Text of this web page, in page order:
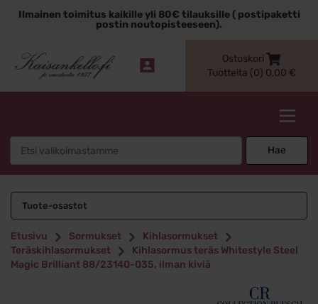
sisältöönIlmainen toimitus kaikille yli 80€ tilauksille ( postipaketti
postin noutopisteeseen).
Ostoskori
Tuotteita (0) 0,00 €
Hae
Tuote-osastot
Etusivu Sormukset
Kihlasormukset
Teräskihlasormukset
Kihlasormus teräs Whitestyle Steel
Magic Brilliant 88/23140-035, ilman kiviä